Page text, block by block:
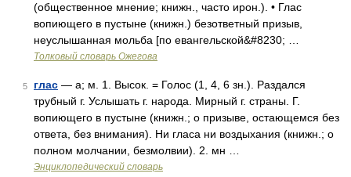
(общественное мнение; книжн., часто ирон.). • Глас
вопиющего в пустыне (книжн.) безответный призыв,
неуслышанная мольба [по евангельской&#8230; …
Толковый словарь Ожегова
5 глас — а; м. 1. Высок. = Голос (1, 4, 6 зн.). Раздался
трубный г. Услышать г. народа. Мирный г. страны. Г.
вопиющего в пустыне (книжн.; о призыве, остающемся без
ответа, без внимания). Ни гласа ни воздыхания (книжн.; о
полном молчании, безмолвии). 2. мн …
Энциклопедический словарь